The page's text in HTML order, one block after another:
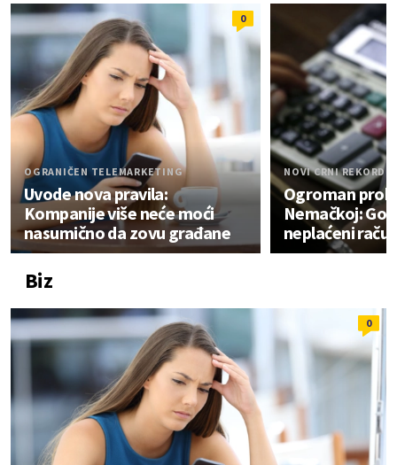
0
OGRANIČEN TELEMARKETING
Uvode nova pravila:
Kompanije više neće moći
nasumično da zovu građane
NOVI CRNI REKORD
Ogroman
Nemačkoj:
neplaćeni
Biz
0